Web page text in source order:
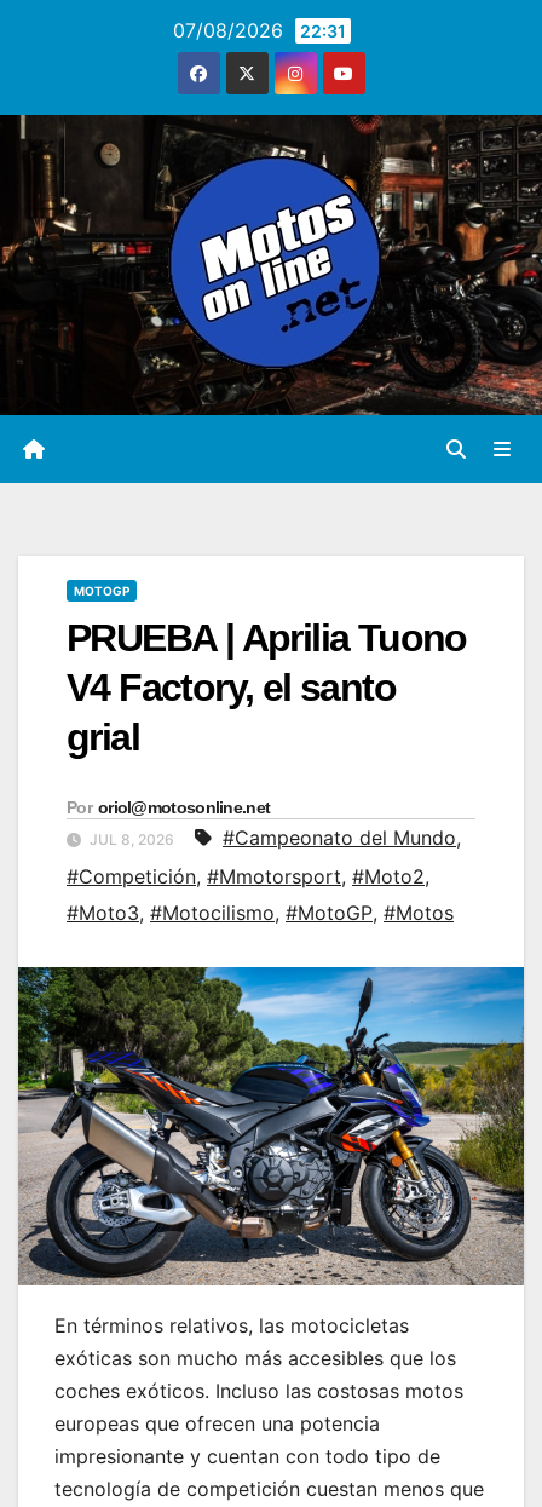
07/08/2026 22:31
MOTOGP
PRUEBA | Aprilia Tuono
V4 Factory, el santo
grial
Por oriol@motosonline.net
JUL 8, 2026 #Campeonato del Mundo,
#Competición, #Mmotorsport, #Moto2,
#Moto3, #Motocilismo, #MotoGP, #Motos
En términos relativos, las motocicletas
exóticas son mucho más accesibles que los
coches exóticos. Incluso las costosas motos
europeas que ofrecen una potencia
impresionante y cuentan con todo tipo de
tecnología de competición cuestan menos que